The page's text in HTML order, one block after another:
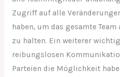
Zugriff auf alle
haben, um das gesamte
zu halten. Ein weiterer
reibungslosen
Parteien die Möglichkeit